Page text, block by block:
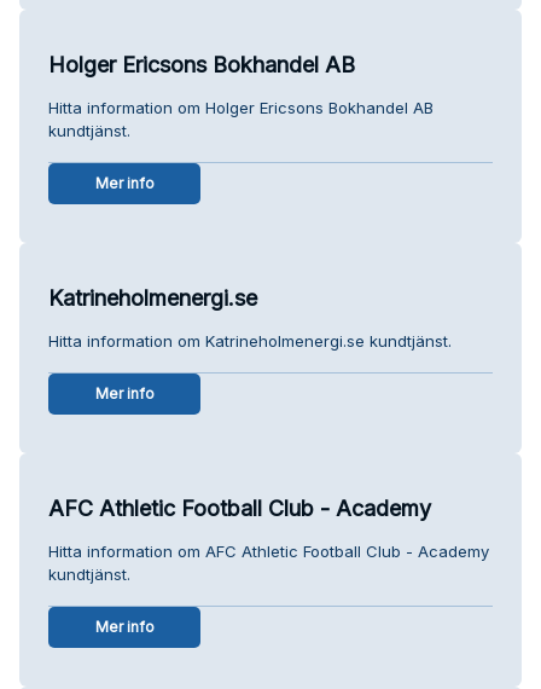
Holger Ericsons Bokhandel AB
Hitta information om Holger Ericsons Bokhandel AB
kundtjänst.
Mer info
Katrineholmenergi.se
Hitta information om Katrineholmenergi.se kundtjänst.
Mer info
AFC Athletic Football Club - Academy
Hitta information om AFC Athletic Football Club - Academy
kundtjänst.
Mer info